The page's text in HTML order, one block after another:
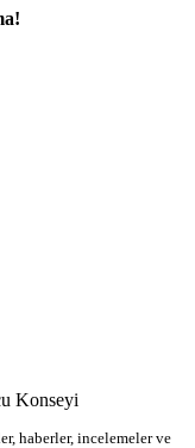
haberler, incelemeler ve